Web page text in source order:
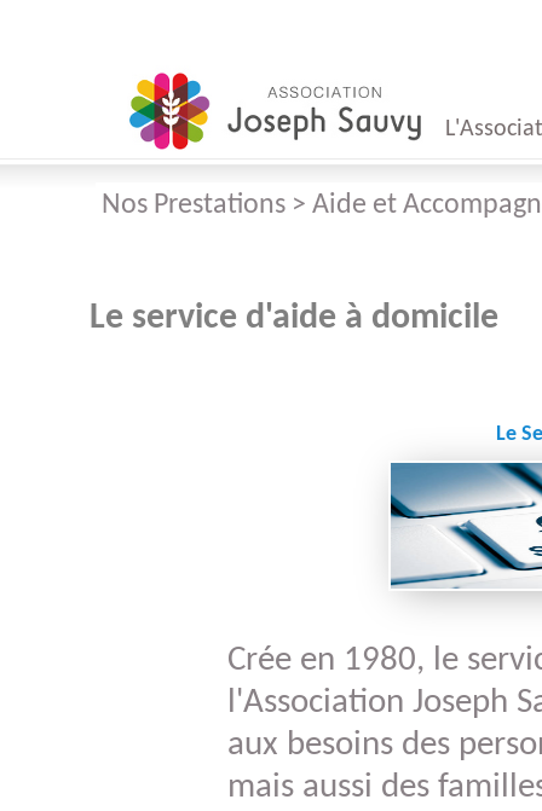
Conseil
Nos Prestations > Aide et
Le service d'aide à domicile
Le
Crée en 1980, le
l'Association Joseph
aux besoins des
mais aussi des